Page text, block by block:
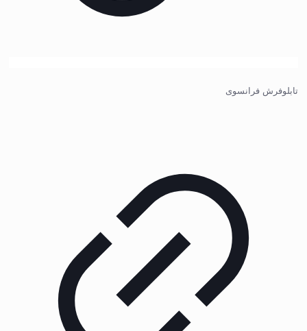
تابلوفرش فرانسوی